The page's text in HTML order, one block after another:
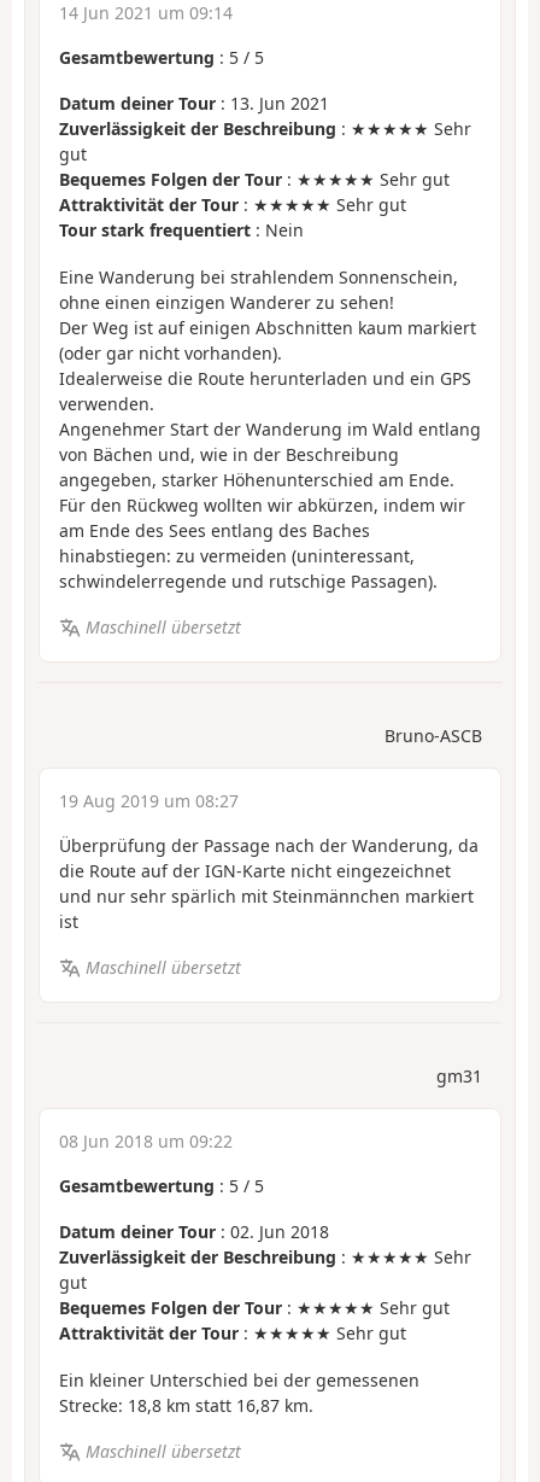
14 Jun 2021 um 09:14
Gesamtbewertung : 5 / 5
Datum deiner Tour : 13. Jun 2021
Zuverlässigkeit der Beschreibung : ★★★★★ Sehr
gut
Bequemes Folgen der Tour : ★★★★★ Sehr gut
Attraktivität der Tour : ★★★★★ Sehr gut
Tour stark frequentiert : Nein
Eine Wanderung bei strahlendem Sonnenschein,
ohne einen einzigen Wanderer zu sehen!
Der Weg ist auf einigen Abschnitten kaum markiert
(oder gar nicht vorhanden).
Idealerweise die Route herunterladen und ein GPS
verwenden.
Angenehmer Start der Wanderung im Wald entlang
von Bächen und, wie in der Beschreibung
angegeben, starker Höhenunterschied am Ende.
Für den Rückweg wollten wir abkürzen, indem wir
am Ende des Sees entlang des Baches
hinabstiegen: zu vermeiden (uninteressant,
schwindelerregende und rutschige Passagen).
Maschinell übersetzt
Bruno-ASCB
19 Aug 2019 um 08:27
Überprüfung der Passage nach der Wanderung, da
die Route auf der IGN-Karte nicht eingezeichnet
und nur sehr spärlich mit Steinmännchen markiert
ist
Maschinell übersetzt
gm31
08 Jun 2018 um 09:22
Gesamtbewertung : 5 / 5
Datum deiner Tour : 02. Jun 2018
Zuverlässigkeit der Beschreibung : ★★★★★ Sehr
gut
Bequemes Folgen der Tour : ★★★★★ Sehr gut
Attraktivität der Tour : ★★★★★ Sehr gut
Ein kleiner Unterschied bei der gemessenen
Strecke: 18,8 km statt 16,87 km.
Maschinell übersetzt